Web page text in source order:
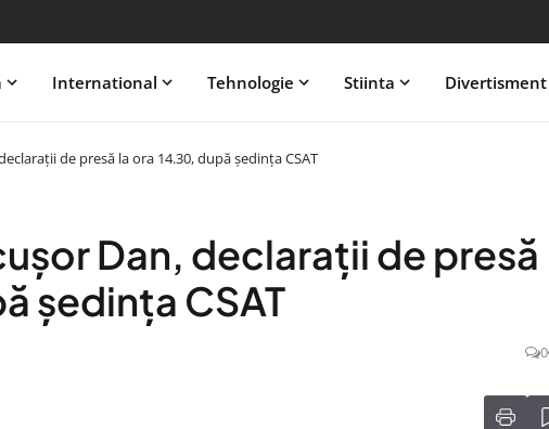
International Tehnologie Stiinta Divertisment
de presă la ora 14.30, după ședința CSAT
Dan, declarații de presă
ședința CSAT
0